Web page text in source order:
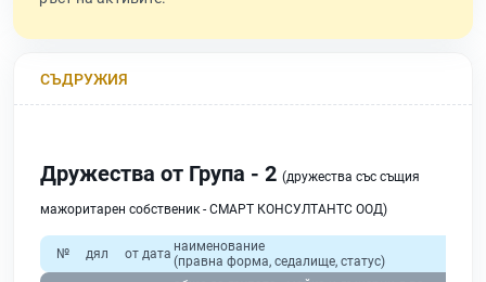
СЪДРУЖИЯ
Дружества от Група - 2 (дружества със същия
мажоритарен собственик - СМАРТ КОНСУЛТАНТС ООД)
№ дял от дата наименование
(правна форма, седалище, статус)